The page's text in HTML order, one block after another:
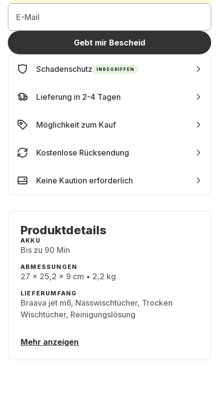
E-Mail
Gebt mir Bescheid
Schadenschutz INBEGRIFFEN
Lieferung in 2-4 Tagen
Möglichkeit zum Kauf
Kostenlose Rücksendung
Keine Kaution erforderlich
Produktdetails
AKKU
Bis zu 90 Min
ABMESSUNGEN
27 x 25,2 x 9 cm • 2,2 kg
LIEFERUMFANG
Braava jet m6, Nasswischtücher, Trocken
Wischtücher, Reinigungslösung
Mehr anzeigen